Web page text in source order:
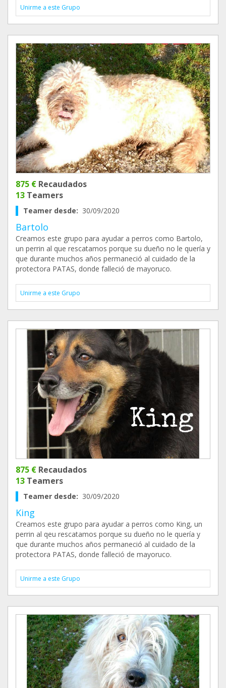
Unirme a este Grupo
875 € Recaudados
13 Teamers
Teamer desde: 30/09/2020
Bartolo
Creamos este grupo para ayudar a perros como Bartolo,
un perrin al que rescatamos porque su dueño no le quería y
que durante muchos años permaneció al cuidado de la
protectora PATAS, donde falleció de mayoruco.
Unirme a este Grupo
875 € Recaudados
13 Teamers
Teamer desde: 30/09/2020
King
Creamos este grupo para ayudar a perros como King, un
perrin al qeu rescatamos porque su dueño no le quería y
que durante muchos años permaneció al cuidado de la
protectora PATAS, donde falleció de mayoruco.
Unirme a este Grupo